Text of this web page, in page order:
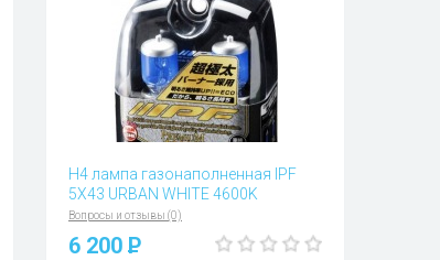
H4 лампа газонаполненная IPF
5X43 URBAN WHITE 4600K
Вопросы и отзывы (0)
6 200 P